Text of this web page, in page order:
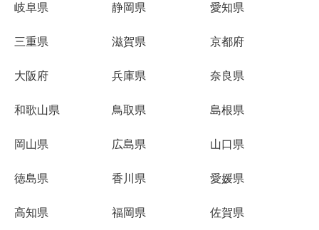
岐阜県 静岡県 愛知県
三重県 滋賀県 京都府
大阪府 兵庫県 奈良県
和歌山県 鳥取県 島根県
岡山県 広島県 山口県
徳島県 香川県 愛媛県
高知県 福岡県 佐賀県